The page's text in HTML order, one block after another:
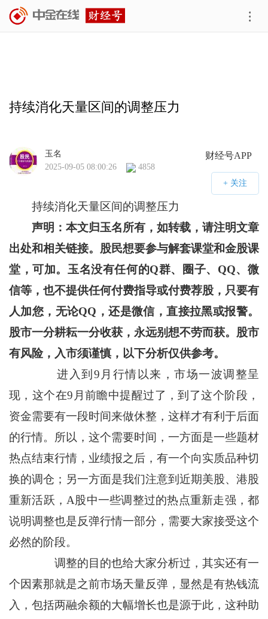
持续消化天量区间的调整压力
财经号APP
玉名
2025-09-05 08:00:26
4858
持续消化天量区间的调整压力
声明：本文归玉名所有，如转载，请注明文章
出处和相关链接。股民想要参与解套课堂和金股课
堂，可加。玉名没有任何的Q群、圈子、QQ、微
信等，也不提供任何付费指导或付费荐股，只要有
人加您，无论QQ，还是微信，直接拉黑或报警。
股市一分耕耘一分收获，永远别想不劳而获。股市
有风险，入市须谨慎，以下分析仅供参考。
进入到9月行情以来，市场一波调整呈
现，这个在9月前瞻中提醒过了，到了这个阶段，
资金需要有一段时间来做休整，这样才有利于后面
的行情。所以，这个需要时间，一方面是一些题材
热点结束行情，业绩报之后，有一个向实质品种切
换的调仓；另一方面是我们注意到近期美股、港股
重新活跃，A股中一些调整过的热点重新走强，都
说明调整也是反弹行情一部分，需要大家接受这个
必然的阶段。
调整的目的也给大家分析过，其实还有一
个因素那就是之前市场天量反弹，显然是有热钱流
入，包括两融余额的大幅增长也是源于此，这种助